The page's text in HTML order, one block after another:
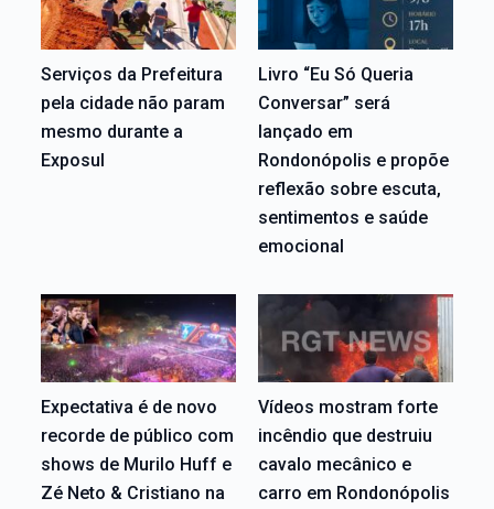
Serviços da Prefeitura
pela cidade não param
mesmo durante a
Exposul
Livro “Eu Só Queria
Conversar” será
lançado em
Rondonópolis e propõe
reflexão sobre escuta,
sentimentos e saúde
emocional
Expectativa é de novo
recorde de público com
shows de Murilo Huff e
Zé Neto & Cristiano na
Vídeos mostram forte
incêndio que destruiu
cavalo mecânico e
carro em Rondonópolis